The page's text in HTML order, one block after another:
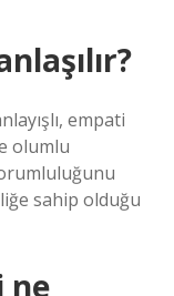
empati
olumlu
sahip olduğu
ne